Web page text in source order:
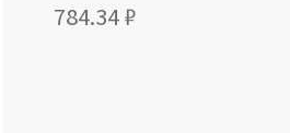
784.34₽